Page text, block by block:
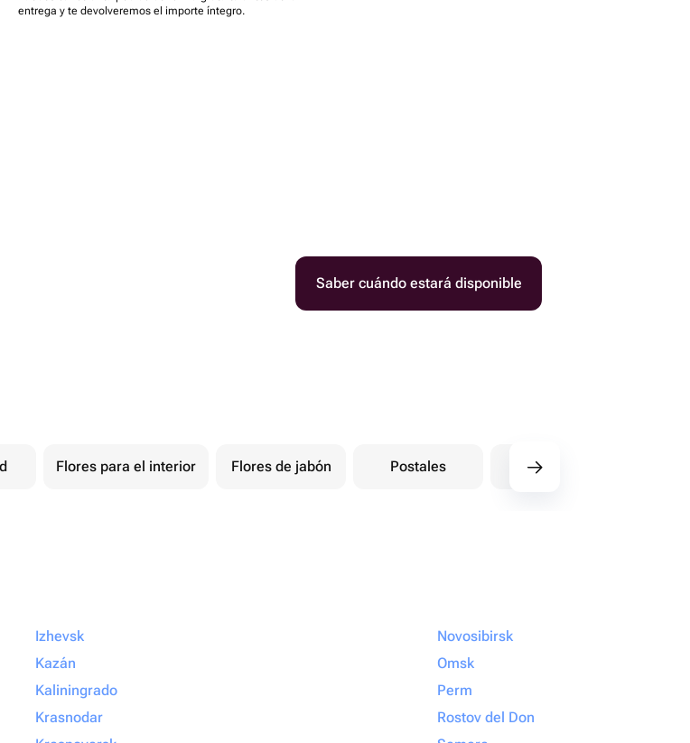
entrega y te devolveremos el importe íntegro.
Saber cuándo estará disponible
Flores para el interior Flores de jabón Postales Otros
Izhevsk
Kazán
Kaliningrado
Krasnodar
Novosibirsk
Omsk
Perm
Rostov del Don